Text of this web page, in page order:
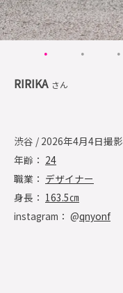
RIRIKA さん
渋谷 / 2026年4月4日撮影
年齢： 24
職業： デザイナー
身長： 163.5㎝
instagram： @qnyonf